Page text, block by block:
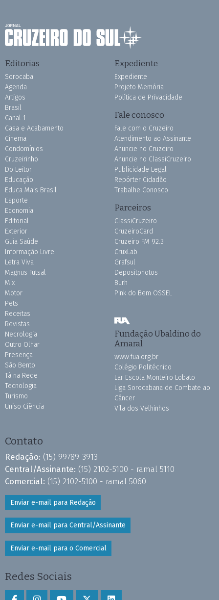
Editorias
Sorocaba
Agenda
Artigos
Brasil
Canal 1
Casa e Acabamento
Cinema
Condomínios
Cruzeirinho
Do Leitor
Educação
Educa Mais Brasil
Esporte
Economia
Editorial
Exterior
Guia Saúde
Informação Livre
Letra Viva
Magnus Futsal
Mix
Motor
Pets
Receitas
Revistas
Necrologia
Outro Olhar
Presença
São Bento
Tá na Rede
Tecnologia
Turismo
Uniso Ciência
Expediente
Expediente
Projeto Memória
Política de Privacidade
Fale conosco
Fale com o Cruzeiro
Atendimento ao Assinante
Anuncie no Cruzeiro
Anuncie no ClassiCruzeiro
Publicidade Legal
Repórter Cidadão
Trabalhe Conosco
Parceiros
ClassiCruzeiro
CruzeiroCard
Cruzeiro FM 92.3
CruxLab
Grafsul
Depositphotos
Burh
Pink do Bem OSSEL
Fundação Ubaldino do
Amaral
www.fua.org.br
Colégio Politécnico
Lar Escola Monteiro Lobato
Liga Sorocabana de Combate ao
Câncer
Vila dos Velhinhos
Contato
Redação: (15) 99789-3913
Central/Assinante: (15) 2102-5100 - ramal 5110
Comercial: (15) 2102-5100 - ramal 5060
Enviar e-mail para Redação
Enviar e-mail para Central/Assinante
Enviar e-mail para o Comercial
Redes Sociais